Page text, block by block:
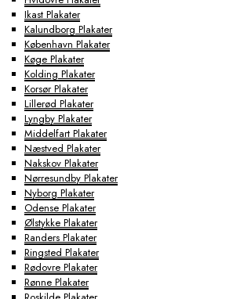
Ikast Plakater
Kalundborg Plakater
København Plakater
Køge Plakater
Kolding Plakater
Korsør Plakater
Lillerød Plakater
Lyngby Plakater
Middelfart Plakater
Næstved Plakater
Nakskov Plakater
Nørresundby Plakater
Nyborg Plakater
Odense Plakater
Ølstykke Plakater
Randers Plakater
Ringsted Plakater
Rødovre Plakater
Rønne Plakater